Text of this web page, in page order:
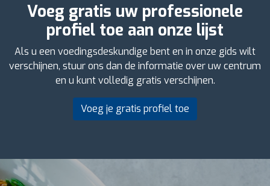
Voeg gratis uw professionele
profiel toe aan onze lijst
Als u een voedingsdeskundige bent en in onze gids wilt
verschijnen, stuur ons dan de informatie over uw centrum
en u kunt volledig gratis verschijnen.
Voeg je gratis profiel toe